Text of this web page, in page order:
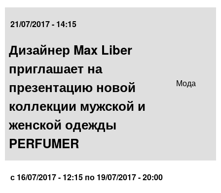
21/07/2017 - 14:15
Дизайнер Max Liber
приглашает на
презентацию новой
коллекции мужской и
женской одежды
PERFUMER
Мода
с 16/07/2017 - 12:15 по 19/07/2017 - 20:00